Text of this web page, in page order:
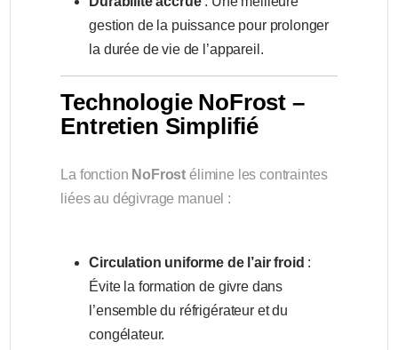
gestion de la puissance pour prolonger
la durée de vie de l’appareil.
Technologie NoFrost –
Entretien Simplifié
La fonction NoFrost élimine les contraintes
liées au dégivrage manuel :
Circulation uniforme de l’air froid :
Évite la formation de givre dans
l’ensemble du réfrigérateur et du
congélateur.